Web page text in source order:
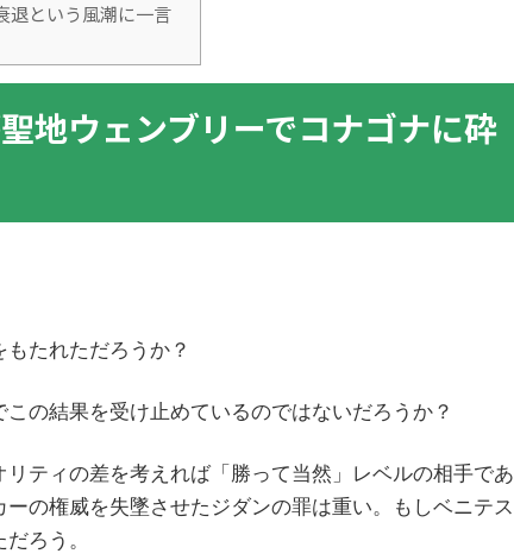
退という風潮に一言
地ウェンブリーでコナゴナに砕
たれただろうか？
の結果を受け止めているのではないだろうか？
ティの差を考えれば「勝って当然」レベルの相手であ
の権威を失墜させたジダンの罪は重い。もしベニテス
ろう。